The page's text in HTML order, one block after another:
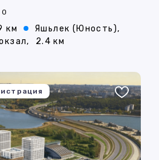
км
Яшьлек (Юность),
2.4 км